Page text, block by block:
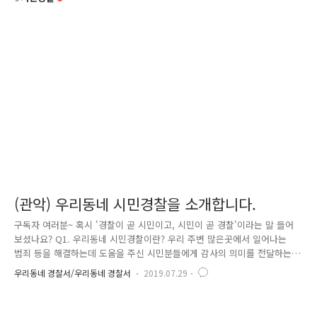
(관악) 우리동네 시민경찰을 소개합니다.
구독자 여러분~ 혹시 '경찰이 곧 시민이고, 시민이 곧 경찰'이라는 말 들어
보셨나요? Q1. 우리동네 시민경찰이란? 우리 주변 많은곳에서 일어나는
범죄 등을 해결하는데 도움을 주신 시민분들에게 감사의 의미를 전달하는
제도입니다! Q2. 우리동네 시민경찰이 될 수 있는 조건은? '경찰청 및 소
속기관 등에 근무하는 경찰공무원, 행정관, 주무관, 의무경찰 등에 해당하
우리동네 경찰서/우리동네 경찰서 2019.07.29